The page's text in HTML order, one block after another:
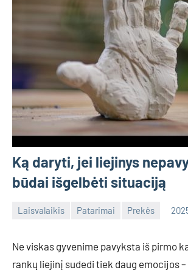
Ką daryti, jei liejinys
būdai išgelbėti situaciją
Laisvalaikis Patarimai Prekės
Ne viskas gyvenime pavyksta iš pirmo
rankų liejinį sudedi tiek daug emocijos